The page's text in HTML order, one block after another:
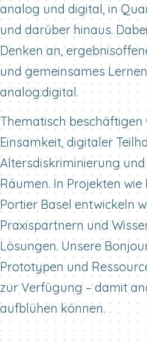
analog und digital, in
und darüber hinaus.
Denken an,
und gemeinsames
analog:digital.
Thematisch beschäftigen
Einsamkeit, digitaler
Altersdiskriminierung
Räumen. In Projekten
Portier Basel entwickeln
Praxispartnern und
Lösungen. Unsere
Prototypen und
zur Verfügung – damit
aufblühen können.